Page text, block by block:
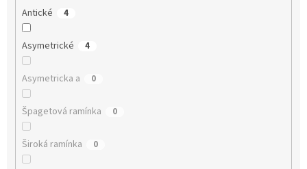
Antické 4
Asymetrické 4
Asymetricka a 0
Špagetová ramínka 0
Široká ramínka 0